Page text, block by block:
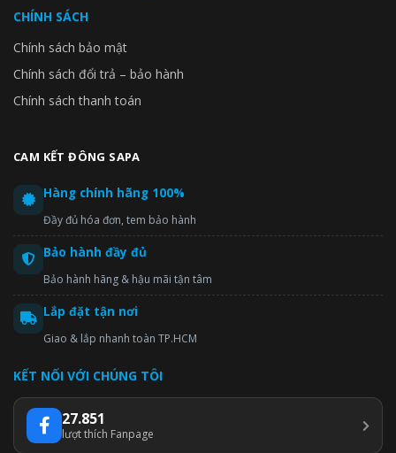
CHÍNH SÁCH
Chính sách bảo mật
Chính sách đổi trả – bảo hành
Chính sách thanh toán
CAM KẾT ĐÔNG SAPA
Hàng chính hãng 100%
Đầy đủ hóa đơn, tem bảo hành
Bảo hành đầy đủ
Bảo hành hãng & hậu mãi tận tâm
Lắp đặt tận nơi
Giao & lắp nhanh toàn TP.HCM
KẾT NỐI VỚI CHÚNG TÔI
27.851
lượt thích Fanpage